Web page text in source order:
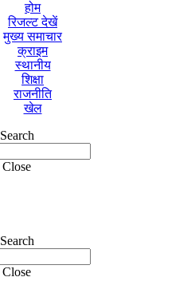
होम
रिजल्ट देखें
मुख्य समाचार
क्राइम
स्थानीय
शिक्षा
राजनीति
खेल
Search
Close
Search
Close